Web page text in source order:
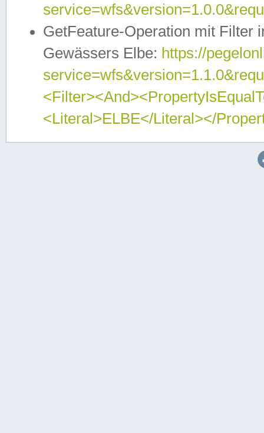
GetFeature-Operation mit Filter
Gewässers Elbe: https://
<Literal>ELBE</Literal></